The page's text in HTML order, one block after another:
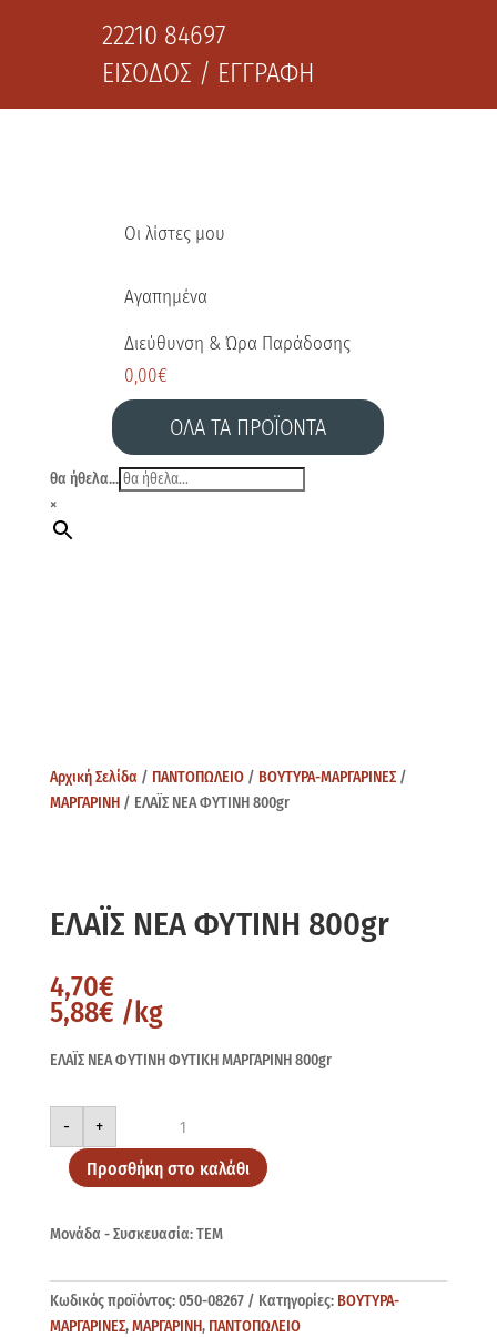
22210 84697
ΕΙΣΟΔΟΣ / ΕΓΓΡΑΦΗ
Οι λίστες μου
Αγαπημένα
Διεύθυνση & Ώρα Παράδοσης
0,00€
ΟΛΑ ΤΑ ΠΡΟΪΟΝΤΑ
θα ήθελα...
×
Αρχική Σελίδα / ΠΑΝΤΟΠΩΛΕΙΟ/ ΒΟΥΤΥΡΑ-ΜΑΡΓΑΡΙΝΕΣ/
ΜΑΡΓΑΡΙΝΗ/ ΕΛΑΪΣ ΝΕΑ ΦΥΤΙΝΗ 800gr
ΕΛΑΪΣ ΝΕΑ ΦΥΤΙΝΗ 800gr
4,70€
5,88€ /kg
ΕΛΑΪΣ ΝΕΑ ΦΥΤΙΝΗ ΦΥΤΙΚΗ ΜΑΡΓΑΡΙΝΗ 800gr
-
ΕΛΑΪΣ
ΦΥΤΙΝΗ
800gr
ποσότητα
+
Προσθήκη στο καλάθι
Μονάδα - Συσκευασία: ΤΕΜ
Κωδικός προϊόντος:050-08267 Κατηγορίες: ΒΟΥΤΥΡΑ-
ΜΑΡΓΑΡΙΝΕΣ,ΜΑΡΓΑΡΙΝΗ, ΠΑΝΤΟΠΩΛΕΙΟ